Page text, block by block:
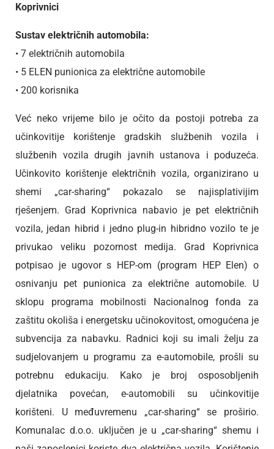
Koprivnici
Sustav električnih automobila:
• 7 električnih automobila
• 5 ELEN punionica za električne automobile
• 200 korisnika
Već neko vrijeme bilo je očito da postoji potreba za
učinkovitije korištenje gradskih službenih vozila i
službenih vozila drugih javnih ustanova i poduzeća.
Učinkovito korištenje električnih vozila, organizirano u
shemi „car-sharing“ pokazalo se najisplativijim
rješenjem. Grad Koprivnica nabavio je pet električnih
vozila, jedan hibrid i jedno plug-in hibridno vozilo te je
privukao veliku pozornost medija. Grad Koprivnica
potpisao je ugovor s HEP-om (program HEP Elen) o
osnivanju pet punionica za električne automobile. U
sklopu programa mobilnosti Nacionalnog fonda za
zaštitu okoliša i energetsku učinokovitost, omogućena je
subvencija za nabavku. Radnici koji su imali želju za
sudjelovanjem u programu za e-automobile, prošli su
potrebnu edukaciju. Kako je broj osposobljenih
djelatnika povećan, e-automobili su učinkovitije
korišteni. U međuvremenu „car-sharing“ se proširio.
Komunalac d.o.o. uključen je u „car-sharing“ shemu i